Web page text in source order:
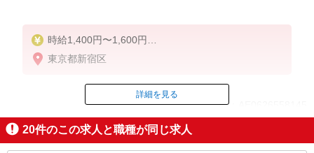
時給1,400円〜1,600円
★週払いOK（規定あり）
東京都新宿区
ID：AE0626558145
掲載期間終了
詳細を見る
20件のこの求人と職種が同じ求人